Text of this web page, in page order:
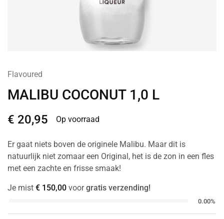
Flavoured
MALIBU COCONUT 1,0 L
€ 20,95 Op voorraad
Er gaat niets boven de originele Malibu. Maar dit is
natuurlijk niet zomaar een Original, het is de zon in een fles
met een zachte en frisse smaak!
Je mist € 150,00 voorgratis verzending!
0.00%